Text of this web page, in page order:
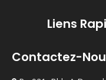
Liens
Contactez-